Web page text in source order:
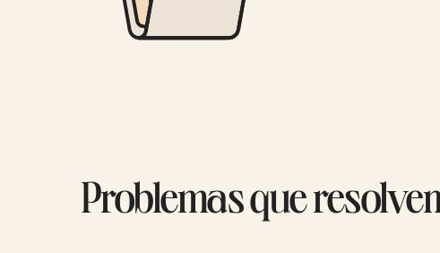
Problemas que